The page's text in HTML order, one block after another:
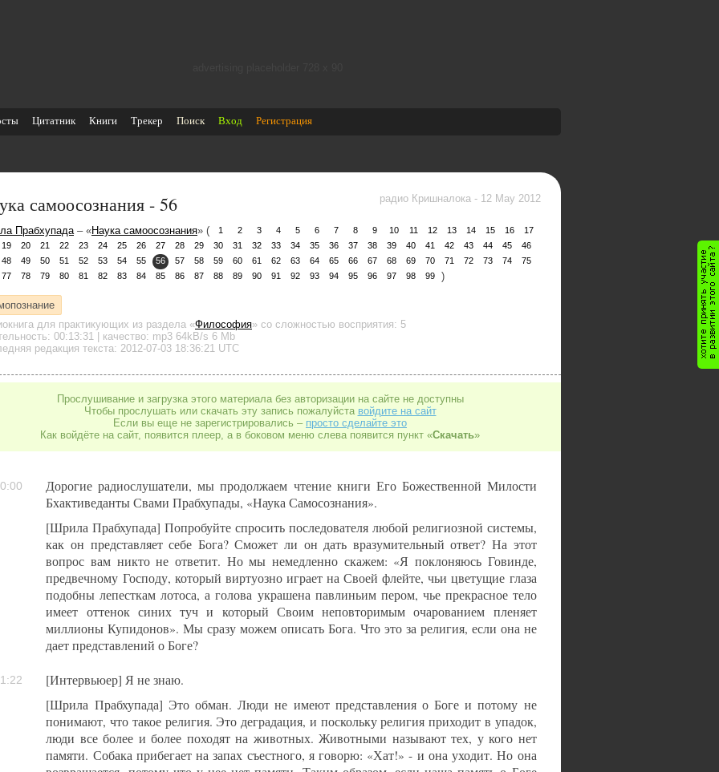
Цитатник Книги Трекер Поиск Вход Регистрация
самоосознания - 56 радио Кришналока - 12 May 2012
Прабхупада – «Наука самоосознания» ( 1 2 3 4 5 6 7 8 9 10 11 12 13 14 15 16
17
19 20 21 22 23 24 25 26 27 28 29 30 31 32 33 34 35 36 37 38 39 40 41 42 43 44 45
46
48 49 50 51 52 53 54 55 56 57 58 59 60 61 62 63 64 65 66 67 68 69 70 71 72 73 74
75
77 78 79 80 81 82 83 84 85 86 87 88 89 90 91 92 93 94 95 96 97 98 99 )
для практикующих из раздела «Философия» со сложностью восприятия: 5
00:13:31 | качество: mp3 64kB/s 6 Mb
редакция текста: 2012-07-03 18:36:21 UTC
Прослушивание и загрузка этого материала без авторизации на сайте не доступны
Чтобы прослушать или скачать эту запись пожалуйста войдите на сайт
Если вы еще не зарегистрировались – просто сделайте это
Как войдёте на сайт, появится плеер, а в боковом меню слева появится пункт «Скачать»
Дорогие радиослушатели, мы продолжаем чтение книги Его Божественной Милости
Бхактиведанты Свами Прабхупады, «Наука Самосознания».
[Шрила Прабхупада] Попробуйте спросить последователя любой религиозной системы,
как он представляет себе Бога? Сможет ли он дать вразумительный ответ? На этот
вопрос вам никто не ответит. Но мы немедленно скажем: «Я поклоняюсь Говинде,
предвечному Господу, который виртуозно играет на Своей флейте, чьи цветущие глаза
подобны лепесткам лотоса, а голова украшена павлиньим пером, чье прекрасное тело
имеет оттенок синих туч и который Своим неповторимым очарованием пленяет
миллионы Купидонов». Мы сразу можем описать Бога. Что это за религия, если она не
дает представлений о Боге?
[Интервьюер] Я не знаю.
[Шрила Прабхупада] Это обман. Люди не имеют представления о Боге и потому не
понимают, что такое религия. Это деградация, и поскольку религия приходит в упадок,
люди все более и более походят на животных. Животными называют тех, у кого нет
памяти. Собака прибегает на запах съестного, я говорю: «Хат!» - и она уходит. Но она